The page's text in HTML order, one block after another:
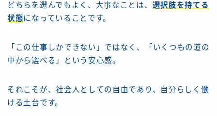
どちらを選んでもよく、大事なことは、 選択肢を持てる
状態になっていることです。
「この仕事しかできない」ではなく、「いくつもの道の
中から選べる」という安心感。
それこそが、社会人としての自由であり、自分らしく働
ける土台です。